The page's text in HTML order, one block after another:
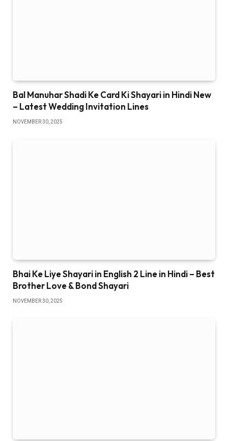
Bal Manuhar Shadi Ke Card Ki Shayari in Hindi New
– Latest Wedding Invitation Lines
NOVEMBER 30, 2025
Bhai Ke Liye Shayari in English 2 Line in Hindi – Best
Brother Love & Bond Shayari
NOVEMBER 30, 2025